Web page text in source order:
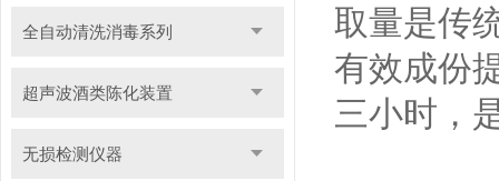
全自动清洗消毒系列
超声波酒类陈化装置
无损检测仪器
取量是传
有效成份
三小时，